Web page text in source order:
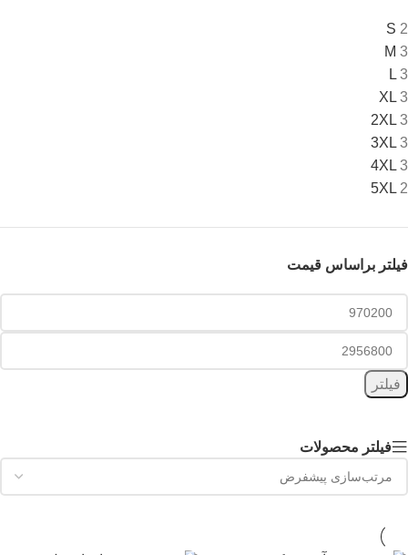
S 2
M 3
L 3
XL 3
2XL 3
3XL 3
4XL 3
5XL 2
فیلتر براساس قیمت
فیلتر
فیلتر محصولات